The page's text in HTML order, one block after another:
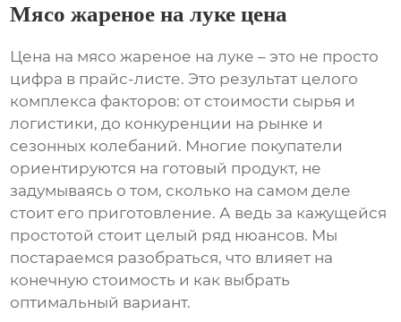
Мясо жареное на луке цена
Цена на мясо жареное на луке – это не просто
цифра в прайс-листе. Это результат целого
комплекса факторов: от стоимости сырья и
логистики, до конкуренции на рынке и
сезонных колебаний. Многие покупатели
ориентируются на готовый продукт, не
задумываясь о том, сколько на самом деле
стоит его приготовление. А ведь за кажущейся
простотой стоит целый ряд нюансов. Мы
постараемся разобраться, что влияет на
конечную стоимость и как выбрать
оптимальный вариант.